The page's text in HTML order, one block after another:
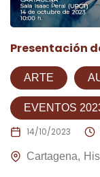
Presentación
ARTE
EVENTOS
14/10/2023
Cartagena